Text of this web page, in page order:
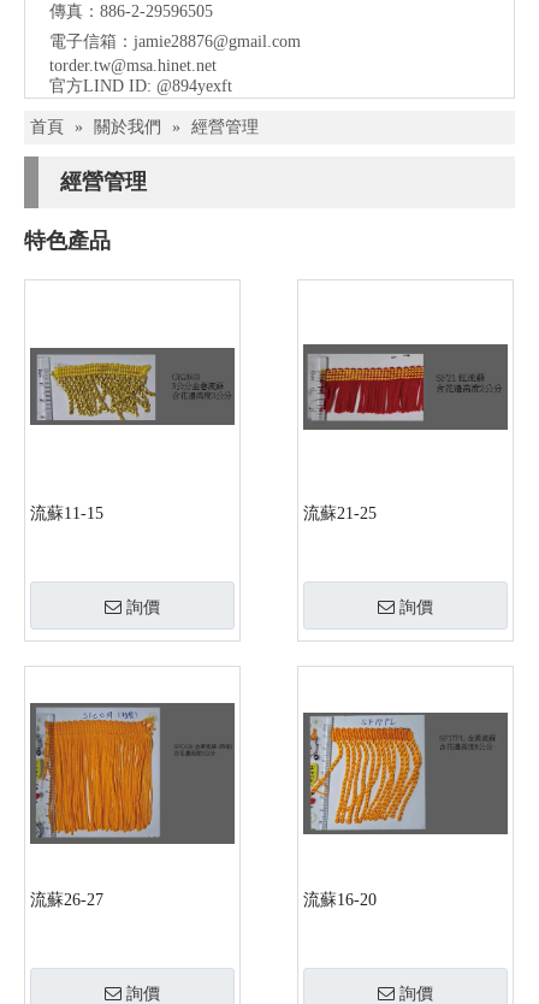
傳真：886-2-29596505
電子信箱： jamie28876@gmail.com
torder.tw@msa.hinet.net
官方LIND ID: @894yexft
首頁 » 關於我們 » 經營管理
經營管理
特色產品
流蘇11-15
詢價
流蘇21-25
詢價
流蘇26-27
詢價
流蘇16-20
詢價